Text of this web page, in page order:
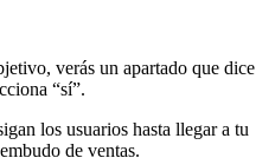
verás un apartado que dice
“sí”.
los usuarios hasta llegar a tu
de ventas.